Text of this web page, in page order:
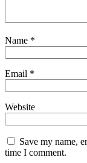
Name *
Email *
Website
Save my name,
time I comment.